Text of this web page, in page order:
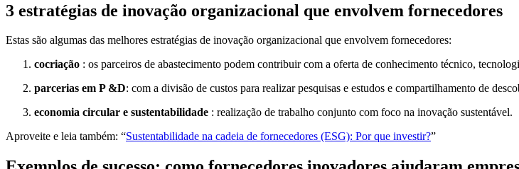
3 estratégias de inovação organizacional que envolvem fornecedores
Estas são algumas das melhores estratégias de inovação organizacional que envolvem fornecedores:
cocriação : os parceiros de abastecimento podem contribuir com a oferta de conhecimento técnico,
parcerias em P &D: com a divisão de custos para realizar pesquisas e estudos e compartilhamento de
economia circular e sustentabilidade : realização de trabalho conjunto com foco na inovação sustentável.
Aproveite e leia também: “Sustentabilidade na cadeia de fornecedores (ESG): Por que investir?”